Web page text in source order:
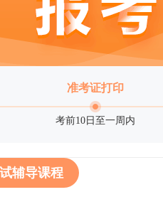
准考证打印
考前10日至一周内
辅导课程